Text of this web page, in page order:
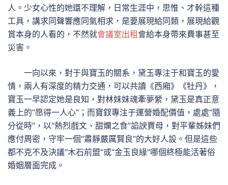
人。少女心性的她還不理解，日常生涯中，思惟、才幹這種
工具，講求同聲響應同氣相求，是要展現給同類，展現給觀
賞本身的人看的，不然就會議室出租會給本身帶來費事甚至
災害。
一向以來，對于與寶玉的關系，黛玉專注于和寶玉的愛
情，兩人有深度的精力交通，可以共讀《西廂》《牡丹》，
寶玉一早認定她是良知，對林妹妹魂牽夢縈，黛玉是真正意
義上的“愿得一人心”；而寶釵專注于運營婚配價值，處處“隨
分從時”，以“熱烈戲文、甜爛之食”諂諛賈母，對平輩姊妹們
應付周密，守牢一個“肅靜嚴厲賢良”的大好人設。但是這些
都不克不及決議“木石前盟”或“金玉良緣”哪個終極能活著俗
婚姻層面完成。